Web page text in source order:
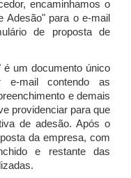
encaminhamos o
Adesão" para o e-mail
de proposta de
é um documento único
e-mail contendo as
e demais
providenciar para que
de adesão. Após o
da empresa, com
e restante das